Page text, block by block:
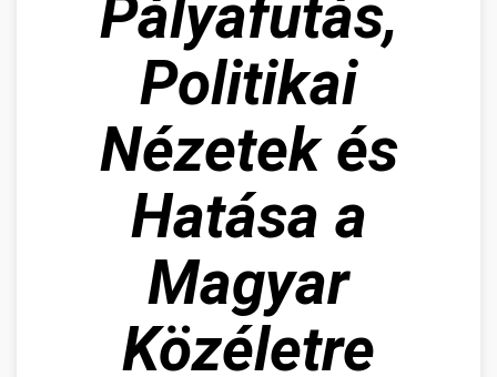
Pályafutás,
Politikai
Nézetek és
Hatása a
Magyar
Közéletre